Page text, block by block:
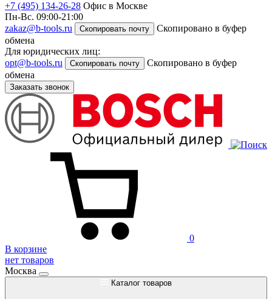
+7 (495) 134-26-28 Офис в Москве
Пн-Вс. 09:00-21:00
zakaz@b-tools.ru
Скопировать почту
Скопировано в буфер
обмена
Для юридических лиц:
opt@b-tools.ru
Скопировать почту
Скопировано в буфер
обмена
Заказать звонок
0
В корзине
нет товаров
Москва
Каталог товаров